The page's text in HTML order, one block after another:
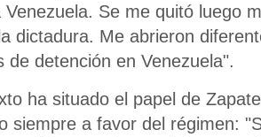
Venezuela. Se me quitó luego
dictadura. Me abrieron
de detención en Venezuela".
ha situado el papel de
siempre a favor del régimen: